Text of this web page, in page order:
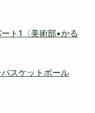
ト1〈美術部•かる
スケットボール